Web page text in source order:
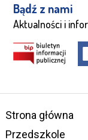
Bądź z nami
Aktualności i
Strona główna
Przedszkole